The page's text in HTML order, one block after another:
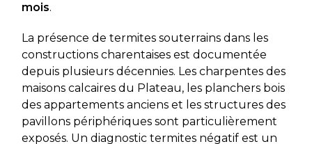
mois.
La présence de termites souterrains dans les
constructions charentaises est documentée
depuis plusieurs décennies. Les charpentes des
maisons calcaires du Plateau, les planchers bois
des appartements anciens et les structures des
pavillons périphériques sont particulièrement
exposés. Un diagnostic termites négatif est un